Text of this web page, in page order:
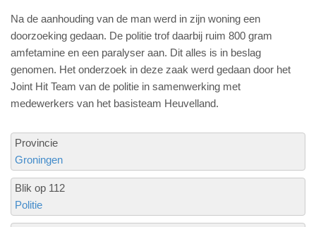
Na de aanhouding van de man werd in zijn woning een
doorzoeking gedaan. De politie trof daarbij ruim 800 gram
amfetamine en een paralyser aan. Dit alles is in beslag
genomen. Het onderzoek in deze zaak werd gedaan door het
Joint Hit Team van de politie in samenwerking met
medewerkers van het basisteam Heuvelland.
Provincie
Groningen
Blik op 112
Politie